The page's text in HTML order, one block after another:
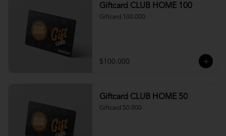
Giftcard CLUB HOME 100
Giftcard 100.000
$100.000
Giftcard CLUB HOME 50
Giftcard 50.000